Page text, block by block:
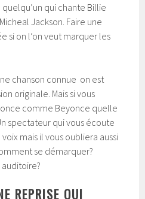
qui chante Billie
Jackson. Faire une
si on l’on veut marquer les
chanson connue on est
originale. Mais si vous
comme Beyonce quelle
spectateur qui vous écoute
mais il vous oubliera aussi
se démarquer?
REPRISE QUI